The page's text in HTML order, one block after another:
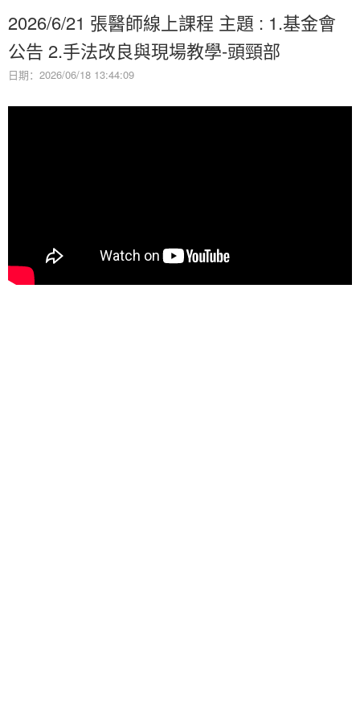
2026/6/21 張醫師線上課程 主題 : 1.基金會
公告 2.手法改良與現場教學-頭頸部
日期：2026/06/18 13:44:09